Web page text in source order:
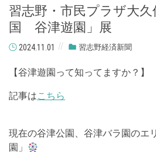
習志野・市民プラザ大
国 谷津遊園」展
2024.11.01 習志野経済新聞
【谷津遊園って知ってますか？】
記事はこちら
現在の谷津公園、谷津バラ園のエ
園」